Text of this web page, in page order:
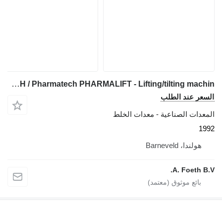
Servolift Servo-Lift GmbH / Pharmatech PHARMALIFT - Lifting/tilting machin
عند الطلب
الصناعية - معدات الخلط
هولندا، Barneveld
A. Foeth